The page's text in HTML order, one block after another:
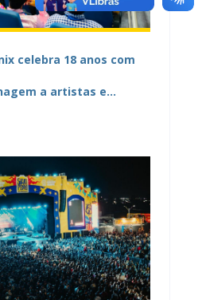
celebra 18 anos com
a artistas e